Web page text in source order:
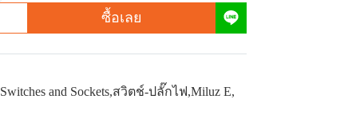
ซื้อเลย
Switches and Sockets,สวิตช์-ปลั๊กไฟ,Miluz E,